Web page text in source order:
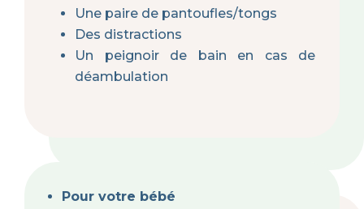
Une paire de pantoufles/tongs
Des distractions
Un peignoir de bain en cas de
déambulation
Pour votre bébé